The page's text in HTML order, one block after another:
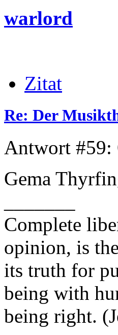
warlord
Zitat
Re: Der
Antwort #59:
Gema
Complete
opinion, is
its truth for
being with
being right.